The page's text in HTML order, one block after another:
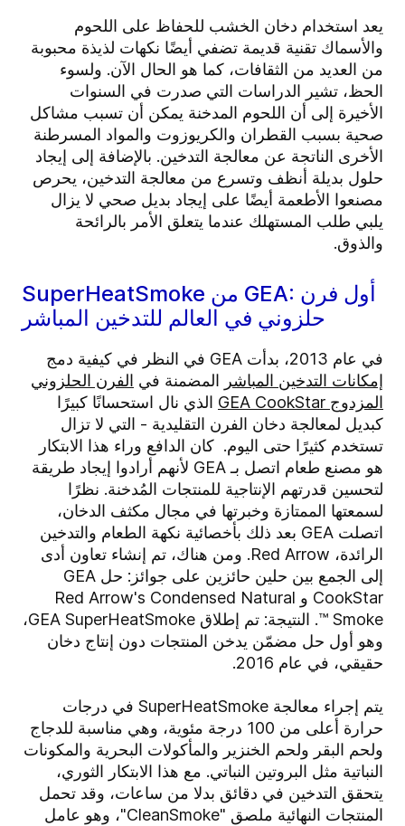
يعد استخدام دخان الخشب للحفاظ على اللحوم
والأسماك تقنية قديمة تضفي أيضًا نكهات لذيذة محبوبة
من العديد من الثقافات، كما هو الحال الآن. ولسوء
الحظ، تشير الدراسات التي صدرت في السنوات
الأخيرة إلى أن اللحوم المدخنة يمكن أن تسبب مشاكل
صحية بسبب القطران والكريوزوت والمواد المسرطنة
الأخرى الناتجة عن معالجة التدخين. بالإضافة إلى إيجاد
حلول بديلة أنظف وتسرع من معالجة التدخين، يحرص
مصنعوا الأطعمة أيضًا على إيجاد بديل صحي لا يزال
يلبي طلب المستهلك عندما يتعلق الأمر بالرائحة
والذوق.
SuperHeatSmoke من GEA: أول فرن
حلزوني في العالم للتدخين المباشر
في عام 2013، بدأت GEA في النظر في كيفية دمج
إمكانات التدخين المباشر المضمنة في الفرن الحلزوني
المزدوج GEA CookStar
الذي نال استحسانًا كبيرًا
كبديل لمعالجة دخان الفرن التقليدية - التي لا تزال
تستخدم كثيرًا حتى اليوم. كان الدافع وراء هذا الابتكار
هو مصنع طعام اتصل بـ GEA لأنهم أرادوا إيجاد طريقة
لتحسين قدرتهم الإنتاجية للمنتجات المُدخنة. نظرًا
لسمعتها الممتازة وخبرتها في مجال مكثف الدخان،
اتصلت GEA بعد ذلك بأخصائية نكهة الطعام والتدخين
الرائدة، Red Arrow. ومن هناك، تم إنشاء تعاون أدى
إلى الجمع بين حلين حائزين على جوائز: حل GEA
CookStar و Red Arrow's Condensed Natural
Smoke ™. النتيجة: تم إطلاق GEA SuperHeatSmoke،
وهو أول حل مضمّن يدخن المنتجات دون إنتاج دخان
حقيقي، في عام 2016.
يتم إجراء معالجة SuperHeatSmoke في درجات
حرارة أعلى من 100 درجة مئوية، وهي مناسبة للدجاج
ولحم البقر ولحم الخنزير والمأكولات البحرية والمكونات
النباتية مثل البروتين النباتي. مع هذا الابتكار الثوري،
يتحقق التدخين في دقائق بدلا من ساعات، وقد تحمل
المنتجات النهائية ملصق "CleanSmoke"، وهو عامل